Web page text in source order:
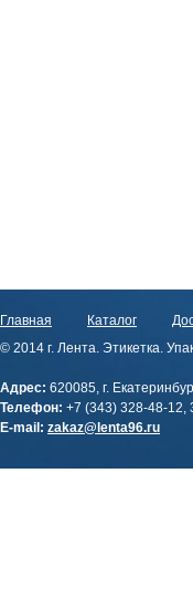
Главная Каталог
© 2014 г. Лента. Этикетка.
Адрес: 620085, г.
Телефон: +7 (343) 328-48-12,
E-mail: zakaz@lenta96.ru